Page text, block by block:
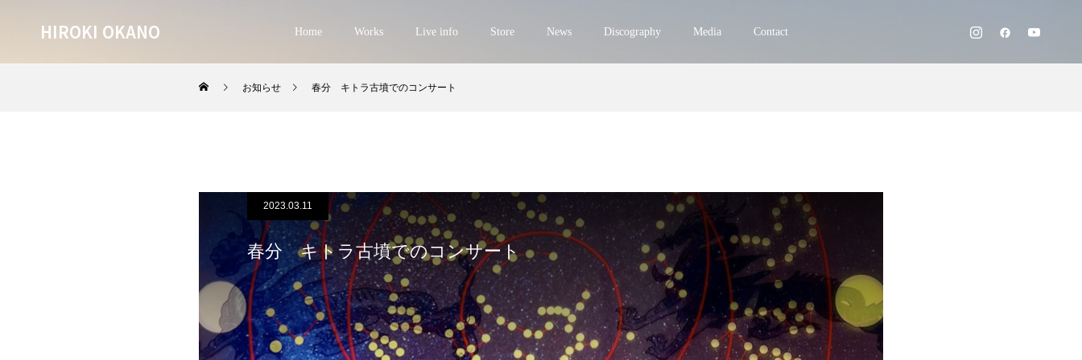
HIROKI OKANO Home Works Live info Store News Discography Media Contact
お知らせ 春分 キトラ古墳でのコンサート
2023.03.11
春分 キトラ古墳でのコンサート